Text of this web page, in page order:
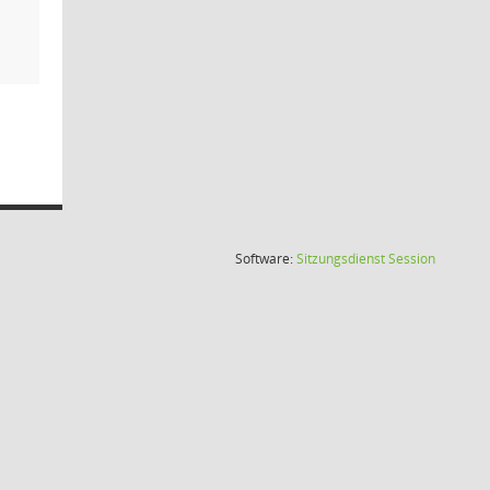
Software:SitzungsdienstSession(Wird in